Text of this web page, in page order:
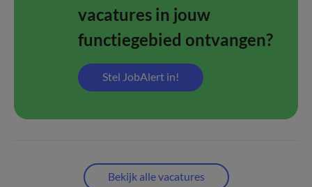
vacatures in jouw
functiegebied ontvangen?
Stel JobAlert in!
Bekijk alle vacatures